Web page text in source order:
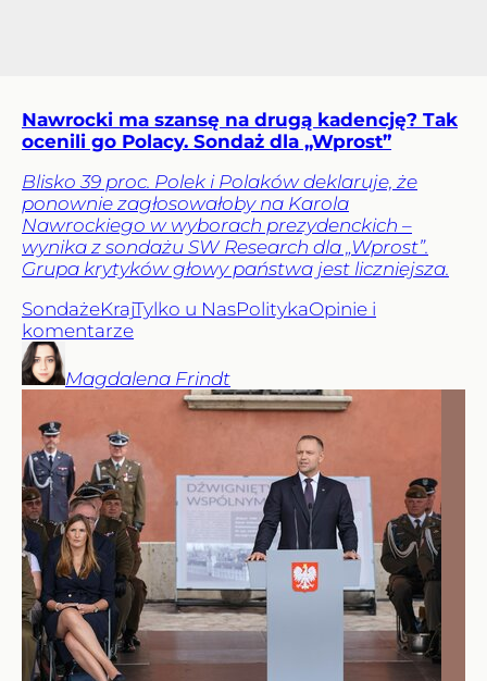
Nawrocki ma szansę na drugą kadencję? Tak
ocenili go Polacy. Sondaż dla „Wprost”
Blisko 39 proc. Polek i Polaków deklaruje, że
ponownie zagłosowałoby na Karola
Nawrockiego w wyborach prezydenckich –
wynika z sondażu SW Research dla „Wprost”.
Grupa krytyków głowy państwa jest liczniejsza.
SondażeKrajTylko u NasPolitykaOpinie i
komentarze
Magdalena Frindt